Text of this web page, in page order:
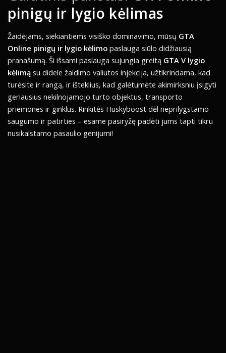
pinigų ir lygio kėlimas
Žaidėjams, siekiantiems visiško dominavimo, mūsų GTA
Online pinigų ir lygio kėlimo paslauga siūlo didžiausią
pranašumą. Ši išsami paslauga sujungia greitą GTA V lygio
kėlimą su didele žaidimo valiutos injekcija, užtikrindama, kad
turėsite ir rangą, ir išteklius, kad galėtumėte akimirksniu įsigyti
geriausius nekilnojamojo turto objektus, transporto
priemones ir ginklus. Rinkitės Huskyboost dėl neprilygstamo
saugumo ir patirties – esame pasiryžę padėti jums tapti tikru
nusikalstamo pasaulio genijumi!